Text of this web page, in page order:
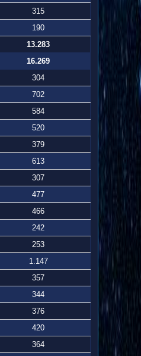
315
190
13.283
16.269
304
702
584
520
379
613
307
477
466
242
253
1.147
357
344
376
420
364